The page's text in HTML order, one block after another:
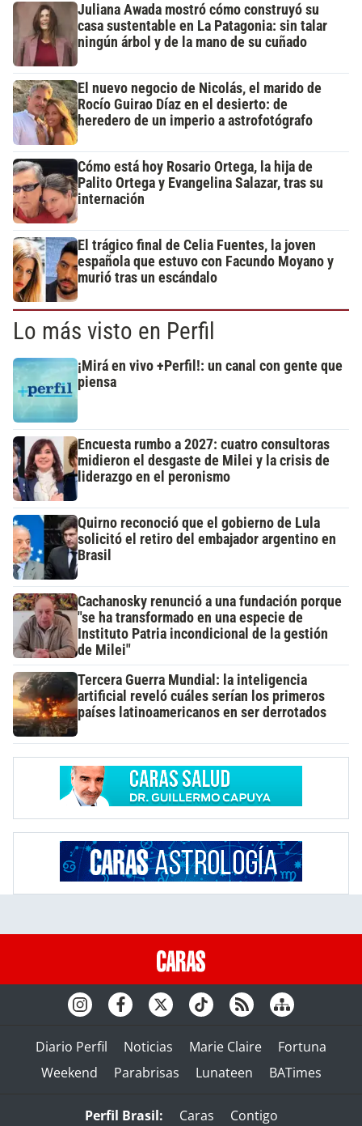
Juliana Awada mostró cómo construyó su
casa sustentable en La Patagonia: sin talar
ningún árbol y de la mano de su cuñado
El nuevo negocio de Nicolás, el marido de
Rocío Guirao Díaz en el desierto: de
heredero de un imperio a astrofotógrafo
Cómo está hoy Rosario Ortega, la hija de
Palito Ortega y Evangelina Salazar, tras su
internación
El trágico final de Celia Fuentes, la joven
española que estuvo con Facundo Moyano y
murió tras un escándalo
Lo más visto en Perfil
¡Mirá en vivo +Perfil!: un canal con gente que
piensa
Encuesta rumbo a 2027: cuatro consultoras
midieron el desgaste de Milei y la crisis de
liderazgo en el peronismo
Quirno reconoció que el gobierno de Lula
solicitó el retiro del embajador argentino en
Brasil
Cachanosky renunció a una fundación porque
"se ha transformado en una especie de
Instituto Patria incondicional de la gestión
de Milei"
Tercera Guerra Mundial: la inteligencia
artificial reveló cuáles serían los primeros
países latinoamericanos en ser derrotados
Diario Perfil Noticias Marie Claire
Fortuna
Weekend
Parabrisas Lunateen BATimes
Perfil Brasil: Caras Contigo